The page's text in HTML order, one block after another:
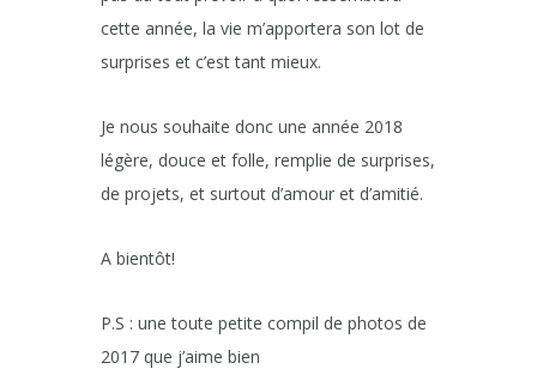
cette année, la vie m’apportera son lot de
surprises et c’est tant mieux.
Je nous souhaite donc une année 2018
légère, douce et folle, remplie de surprises,
de projets, et surtout d’amour et d’amitié.
A bientôt!
P.S : une toute petite compil de photos de
2017 que j’aime bien